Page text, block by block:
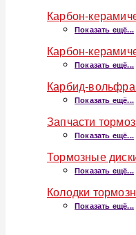
Карбон-
Показать ещё...
Карбон-
Показать ещё...
Карбид-
Показать ещё...
Запчасти
Показать ещё...
Тормозные
Показать ещё...
Колодки
Показать ещё...